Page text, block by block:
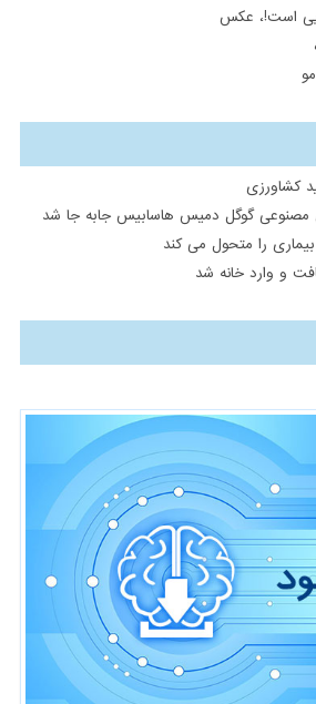
است!، عکس
کشاورزی
مصنوعی گوگل دمیس هاسابیس جابه جا شد
را متحول می کند
و وارد خانه شد